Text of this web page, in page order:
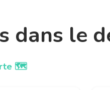
dans le
🗺️